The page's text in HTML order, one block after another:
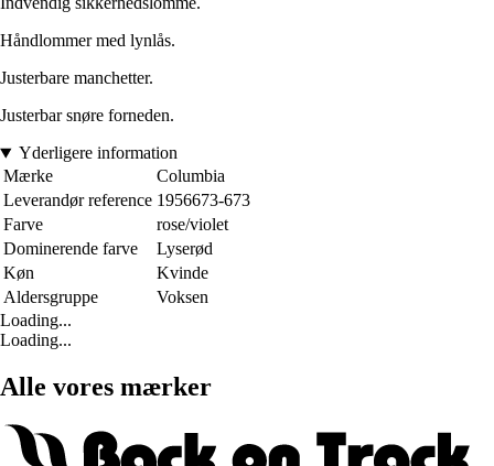
Håndlommer med lynlås.
Justerbare manchetter.
Justerbar snøre forneden.
Yderligere information
Mærke
Columbia
Leverandør reference 1956673-673
Farve
rose/violet
Dominerende farve
Lyserød
Køn
Kvinde
Aldersgruppe
Voksen
Loading...
Loading...
Alle vores mærker